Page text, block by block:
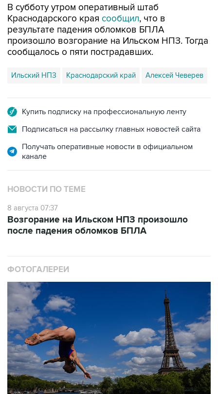
В субботу утром оперативный штаб
Краснодарского края сообщил, что в
результате падения обломков БПЛА
произошло возгорание на Ильском НПЗ. Тогда
сообщалось о пяти пострадавших.
Ильский НПЗ Краснодарский край Алексей Чеверев
Купить подписку на профессиональную ленту
Подписаться на рассылку главных новостей сайта
Получать оперативные новости в официальном
канале
НОВОСТИ ПО ТЕМЕ
8 августа 07:37
Возгорание на Ильском НПЗ произошло
после падения обломков БПЛА
ФОТОГАЛЕРЕИ